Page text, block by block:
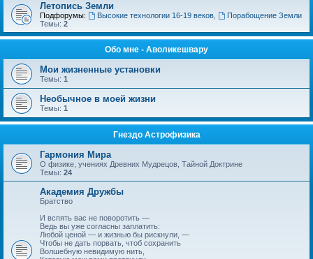
Летопись Земли
Подфорумы: Высокие технологии 16-19 веков,
Порабощение Земли
Темы: 2
Обо мне - Аволикешвару
Мои жизненные установки
Темы: 1
Необычное в моей жизни
Темы: 1
Гнездо Астрофизика
Гармония Мира
О физике, учениях Древних Мудрецов, Тайной Доктрине
Темы: 24
Академия Дружбы
Братство
И вспять вас не поворотить —
Ведь вы уже согласны заплатить:
Любой ценой — и жизнью бы рискнули, —
Чтобы не дать порвать, чтоб сохранить
Волшебную невидимую нить,